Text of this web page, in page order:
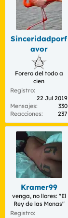
Sinceridadporf
avor
Forero del todo a
cien
Registro
22 Jul 2019
Mensajes
330
Reacciones
237
Kramer99
venga, no llores: "El
Rey de las Monas"
Registro